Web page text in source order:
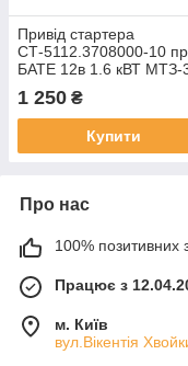
Привід стартера
СТ-5112.3708000-10
БАТЕ 12в 1.6 кВТ МТЗ-
1 250 ₴
Купити
Про нас
100% позитивних з
Працює з
м. Київ
вул.Вікентія